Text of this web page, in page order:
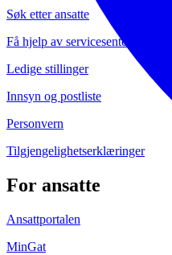
Søk etter ansatte
Få hjelp av servicesenteret
Ledige stillinger
Innsyn og postliste
Personvern
Tilgjengelighetserklæringer
For ansatte
Ansattportalen
MinGat